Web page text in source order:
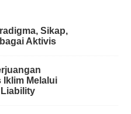
Sikap,
Aktivis
Iklim Melalui